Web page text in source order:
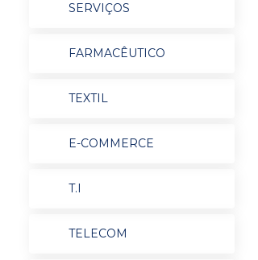
SERVIÇOS
FARMACÊUTICO
TEXTIL
E-COMMERCE
T.I
TELECOM